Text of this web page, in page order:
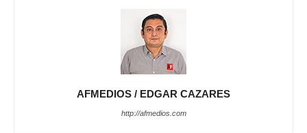
AFMEDIOS / EDGAR CAZARES
http://afmedios.com